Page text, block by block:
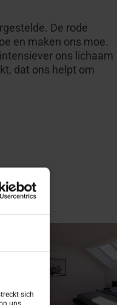
sich
De rode
en maken ons moe.
ons lichaam
dat ons helpt om